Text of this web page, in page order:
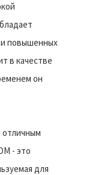
повышенных
в качестве
он
- это
для